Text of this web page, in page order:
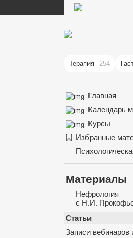
Терапия 254
Главная
Календарь
Курсы
Избранные
Материалы
Нефрология
с Н.И.
Статьи
Записи вебинаров